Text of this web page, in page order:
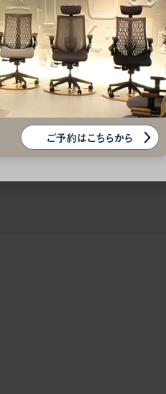
椅子に座っているのに疲
疲れにくいチェアの選び方